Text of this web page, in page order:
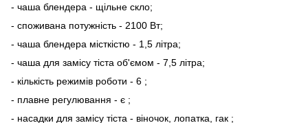
- чаша блендера - щільне скло;
- споживана потужність - 2100 Вт;
- чаша блендера місткістю - 1,5 літра;
- чаша для замісу тіста об'ємом - 7,5 літра;
- кількість режимів роботи - 6 ;
- плавне регулювання - є ;
- насадки для замісу тіста - віночок, лопатка, гак ;